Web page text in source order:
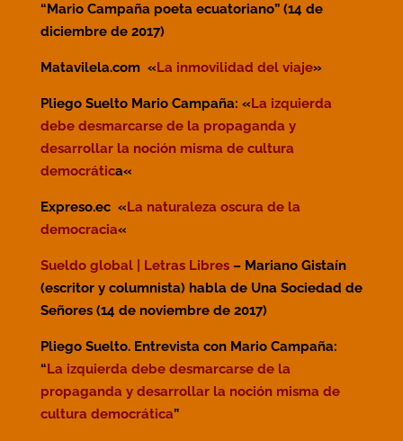
“Mario Campaña poeta ecuatoriano” (14 de
diciembre de 2017)
Matavilela.com «La inmovilidad del viaje»
Pliego Suelto Mario Campaña: «La izquierda
debe desmarcarse de la propaganda y
desarrollar la noción misma de cultura
democrática«
Expreso.ec «La naturaleza oscura de la
democracia«
Sueldo global | Letras Libres – Mariano Gistaín
(escritor y columnista) habla de Una Sociedad de
Señores (14 de noviembre de 2017)
Pliego Suelto. Entrevista con Mario Campaña:
“La izquierda debe desmarcarse de la
propaganda y desarrollar la noción misma de
cultura democrática”